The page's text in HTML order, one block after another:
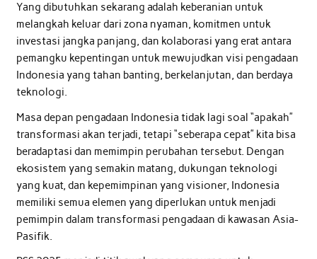
Yang dibutuhkan sekarang adalah keberanian untuk
melangkah keluar dari zona nyaman, komitmen untuk
investasi jangka panjang, dan kolaborasi yang erat antara
pemangku kepentingan untuk mewujudkan visi pengadaan
Indonesia yang tahan banting, berkelanjutan, dan berdaya
teknologi.
Masa depan pengadaan Indonesia tidak lagi soal “apakah”
transformasi akan terjadi, tetapi “seberapa cepat” kita bisa
beradaptasi dan memimpin perubahan tersebut. Dengan
ekosistem yang semakin matang, dukungan teknologi
yang kuat, dan kepemimpinan yang visioner, Indonesia
memiliki semua elemen yang diperlukan untuk menjadi
pemimpin dalam transformasi pengadaan di kawasan Asia-
Pasifik.